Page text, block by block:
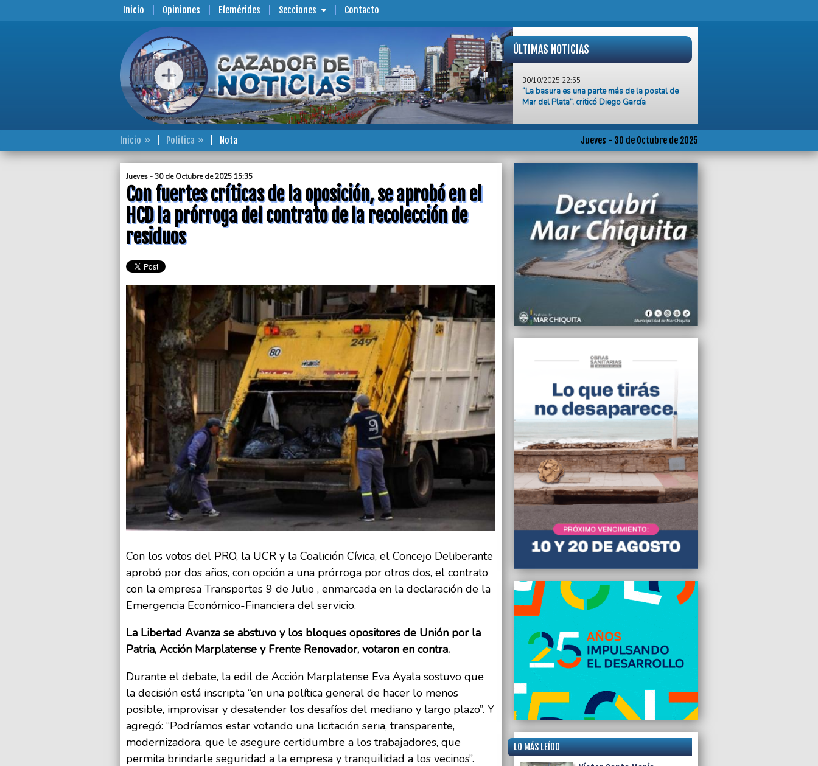
Inicio Opiniones Efemérides Secciones Contacto
ÚLTIMAS NOTICIAS
“La basura es una parte más de la postal de
Mar del Plata”, criticó Diego García
En una ciudad ya plantean prohibir los
plátanos por las alergias
30/10/2025 16:31
Protesta de trabajadores del PAMI Mar del
Plata en reclamo de una urgente
30/10/2025 15:35
Con fuertes críticas de la oposición, se aprobó
en el HCD la prórroga del contrato de la
recolección de residuos
30/10/2025 15:25
La mayoría automática del HCD aprobó la
concesión del estacionamiento medido a Boldt
30/10/2025 15:15
El STM fijó una dura postura en el HCD por el
estacionamiento medido
30/10/2025 15:08
Oscar Alende
30/10/2025 15:00
Por unanimidad, el HCD aprobó los pliegos
30/10/2025 10:34
"El PRO tendrá candidato propio en 2027",
afirmó Mauricio Macri
30/10/2025 10:29
“Con la reforma laboral nos quieren vender
espejitos de colores”, sostuvo Pablo Aceto
Jueves - 30 de Octubre de 2025
Inicio Politica Nota
Jueves - 30 de Octubre de 2025 15:35
Con fuertes críticas de la oposición, se aprobó en el
HCD la prórroga del contrato de la recolección de
residuos
Con los votos del PRO, la UCR y la Coalición Cívica, el Concejo Deliberante
aprobó por dos años, con opción a una prórroga por otros dos, el contrato
con la empresa Transportes 9 de Julio , enmarcada en la declaración de la
Emergencia Económico-Financiera del servicio.
La Libertad Avanza se abstuvo y los bloques opositores de Unión por la
Patria, Acción Marplatense y Frente Renovador, votaron en contra.
Durante el debate, la edil de Acción Marplatense Eva Ayala sostuvo que
la decisión está inscripta “en una política general de hacer lo menos
posible, improvisar y desatender los desafíos del mediano y largo plazo”. Y
agregó: “Podríamos estar votando una licitación seria, transparente,
modernizadora, que le asegure certidumbre a los trabajadores, que
permita brindarle seguridad a la empresa y tranquilidad a los vecinos”.
LO MÁS LEÍDO